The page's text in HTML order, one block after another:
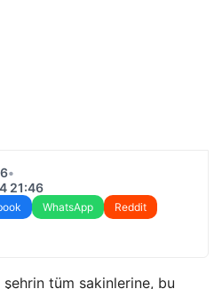
•
21:46
WhatsApp
Reddit
tüm sakinlerine, bu